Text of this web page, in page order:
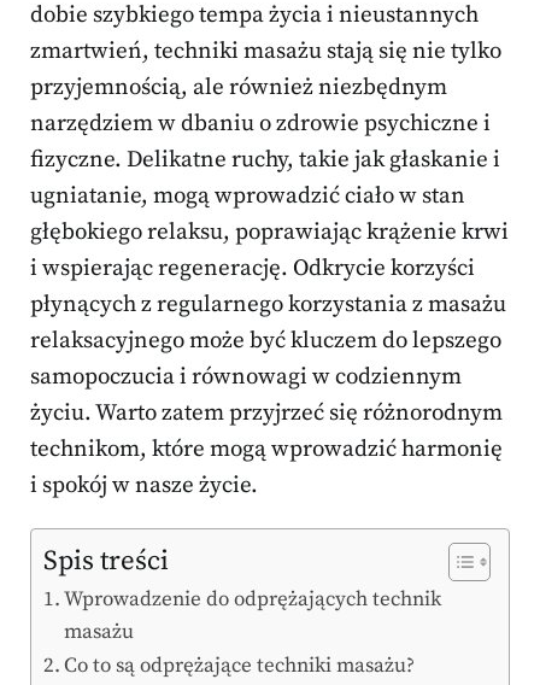
dobie szybkiego tempa życia i nieustannych
zmartwień, techniki masażu stają się nie tylko
przyjemnością, ale również niezbędnym
narzędziem w dbaniu o zdrowie psychiczne i
fizyczne. Delikatne ruchy, takie jak głaskanie i
ugniatanie, mogą wprowadzić ciało w stan
głębokiego relaksu, poprawiając krążenie krwi
i wspierając regenerację. Odkrycie korzyści
płynących z regularnego korzystania z masażu
relaksacyjnego może być kluczem do lepszego
samopoczucia i równowagi w codziennym
życiu. Warto zatem przyjrzeć się różnorodnym
technikom, które mogą wprowadzić harmonię
i spokój w nasze życie.
Spis treści
Wprowadzenie do odprężających technik
masażu
Co to są odprężające techniki masażu?